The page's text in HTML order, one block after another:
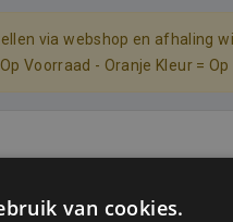
via webshop en afhaling
Voorraad - Oranje Kleur =
REAL MADRID
van cookies.